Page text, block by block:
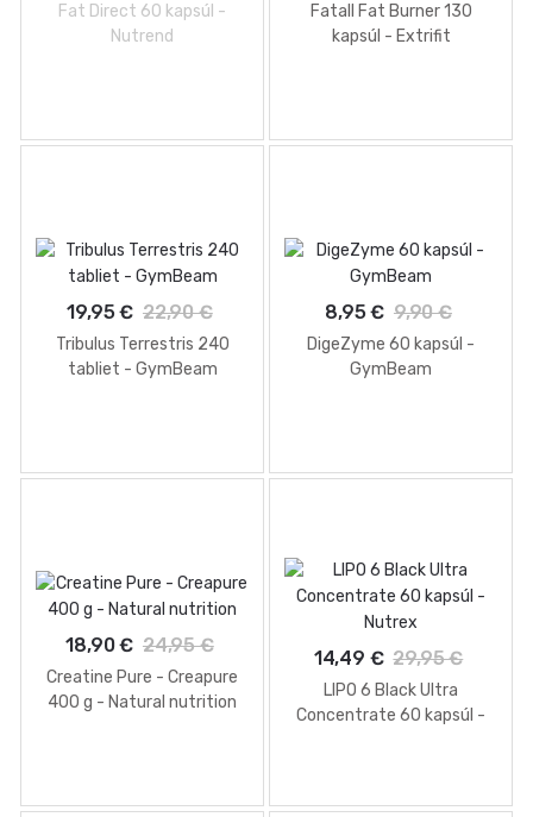
Fat Direct 60 kapsúl -
Nutrend
Fatall Fat Burner 130
kapsúl - Extrifit
19,95 € 22,90 €
Tribulus Terrestris 240
tabliet - GymBeam
8,95 € 9,90 €
DigeZyme 60 kapsúl -
GymBeam
18,90 € 24,95 €
Creatine Pure - Creapure
400 g - Natural nutrition
14,49 € 29,95 €
LIPO 6 Black Ultra
Concentrate 60 kapsúl -